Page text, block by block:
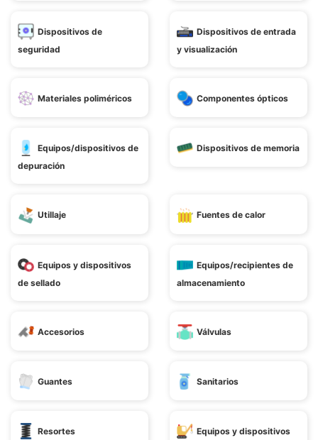
Dispositivos de
seguridad
Dispositivos de entrada
y visualización
Materiales poliméricos Componentes ópticos
Equipos/dispositivos de
depuración
Dispositivos de memoria
Utillaje Fuentes de calor
Equipos y dispositivos
de sellado
Equipos/recipientes de
almacenamiento
Accesorios Válvulas
Guantes Sanitarios
Resortes Equipos y dispositivos